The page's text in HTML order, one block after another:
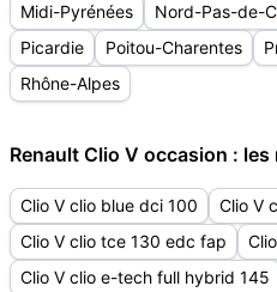
Midi-Pyrénées
Nord-Pas-de-
Picardie
Poitou-Charentes
Rhône-Alpes
Renault Clio V occasion :
Clio V clio blue dci 100
Clio V
Clio V clio tce 130 edc fap
Clio V clio e-tech full hybrid 145